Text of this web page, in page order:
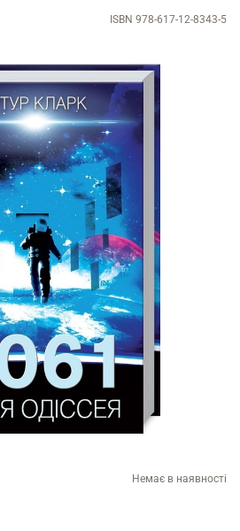
ISBN 978-617-12-8343-5
Немає в наявності